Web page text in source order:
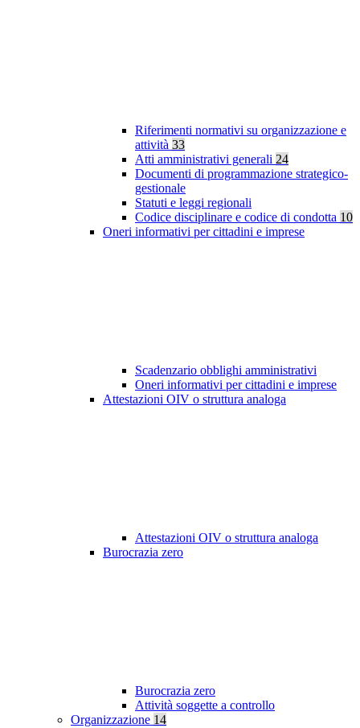
Riferimenti normativi su organizzazione e
attività 33
Atti amministrativi generali 24
Documenti di programmazione strategico-
gestionale
Statuti e leggi regionali
Codice disciplinare e codice di condotta 10
Oneri informativi per cittadini e imprese
Scadenzario obblighi amministrativi
Oneri informativi per cittadini e imprese
Attestazioni OIV o struttura analoga
Attestazioni OIV o struttura analoga
Burocrazia zero
Burocrazia zero
Attività soggette a controllo
Organizzazione 14